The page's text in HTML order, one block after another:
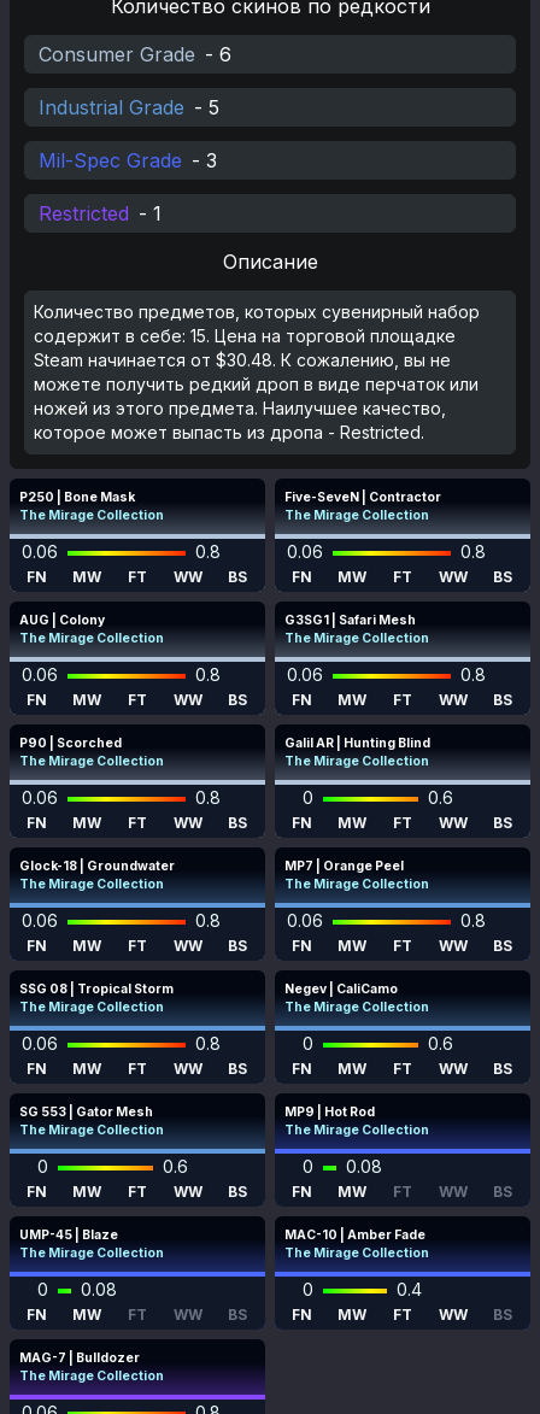
Количество скинов по редкости
Consumer Grade - 6
Industrial Grade - 5
Mil-Spec Grade - 3
Restricted - 1
Описание
Количество предметов, которых сувенирный набор
содержит в себе: 15. Цена на торговой площадке
Steam начинается от $30.48. К сожалению, вы не
можете получить редкий дроп в виде перчаток или
ножей из этого предмета. Наилучшее качество,
которое может выпасть из дропа - Restricted.
P250 | Bone Mask
The Mirage Collection
0.06 0.8
FN MW FT WW BS
Five-SeveN | Contractor
The Mirage Collection
0.06 0.8
FN MW FT WW BS
AUG | Colony
The Mirage Collection
0.06 0.8
FN MW FT WW BS
G3SG1 | Safari Mesh
The Mirage Collection
0.06 0.8
FN MW FT WW BS
P90 | Scorched
The Mirage Collection
0.06 0.8
FN MW FT WW BS
Galil AR | Hunting Blind
The Mirage Collection
0 0.6
FN MW FT WW BS
Glock-18 | Groundwater
The Mirage Collection
0.06 0.8
FN MW FT WW BS
MP7 | Orange Peel
The Mirage Collection
0.06 0.8
FN MW FT WW BS
SSG 08 | Tropical Storm
The Mirage Collection
0.06 0.8
FN MW FT WW BS
Negev | CaliCamo
The Mirage Collection
0 0.6
FN MW FT WW BS
SG 553 | Gator Mesh
The Mirage Collection
0 0.6
FN MW FT WW BS
MP9 | Hot Rod
The Mirage Collection
0 0.08
FN MW FT WW BS
UMP-45 | Blaze
The Mirage Collection
0 0.08
FN MW FT WW BS
MAC-10 | Amber Fade
The Mirage Collection
0 0.4
FN MW FT WW BS
MAG-7 | Bulldozer
The Mirage Collection